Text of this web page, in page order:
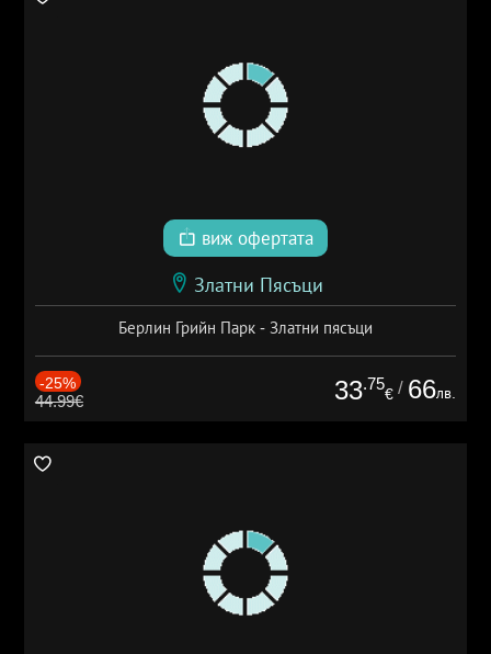
виж офертата
Златни Пясъци
Берлин Грийн Парк - Златни пясъци
-25%
44.99€ 33.75
€ / 66лв.